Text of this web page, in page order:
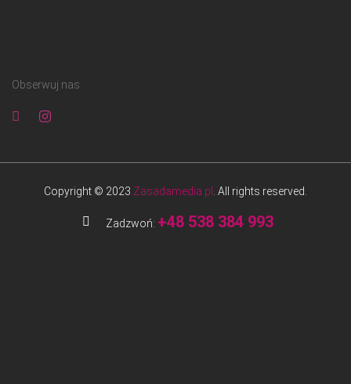
Obserwuj nas
Copyright © 2023 Zasadamedia.pl . All rights reserved.
Zadzwoń: +48 538 384 993